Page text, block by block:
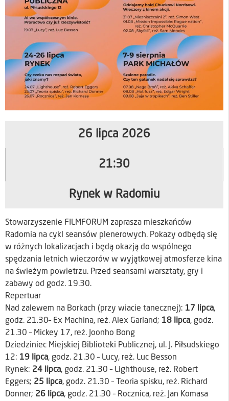
26 lipca 2026
21:30
Rynek w Radomiu
Stowarzyszenie FILMFORUM zaprasza mieszkańców
Radomia na cykl seansów plenerowych. Pokazy odbędą się
w różnych lokalizacjach i będą okazją do wspólnego
spędzania letnich wieczorów w wyjątkowej atmosferze kina
na świeżym powietrzu. Przed seansami warsztaty, gry i
zabawy od godz. 19.30.
Repertuar
Nad zalewem na Borkach (przy wiacie tanecznej): 17 lipca,
godz. 21.30– Ex Machina, reż. Alex Garland; 18 lipca, godz.
21.30 – Mickey 17, reż. Joonho Bong
Dziedziniec Miejskiej Biblioteki Publicznej, ul. J. Piłsudskiego
12: 19 lipca, godz. 21.30 – Lucy, reż. Luc Besson
Rynek: 24 lipca, godz. 21.30 – Lighthouse, reż. Robert
Eggers; 25 lipca, godz. 21.30 – Teoria spisku, reż. Richard
Donner; 26 lipca, godz. 21.30 – Rocznica, reż. Jan Komasa